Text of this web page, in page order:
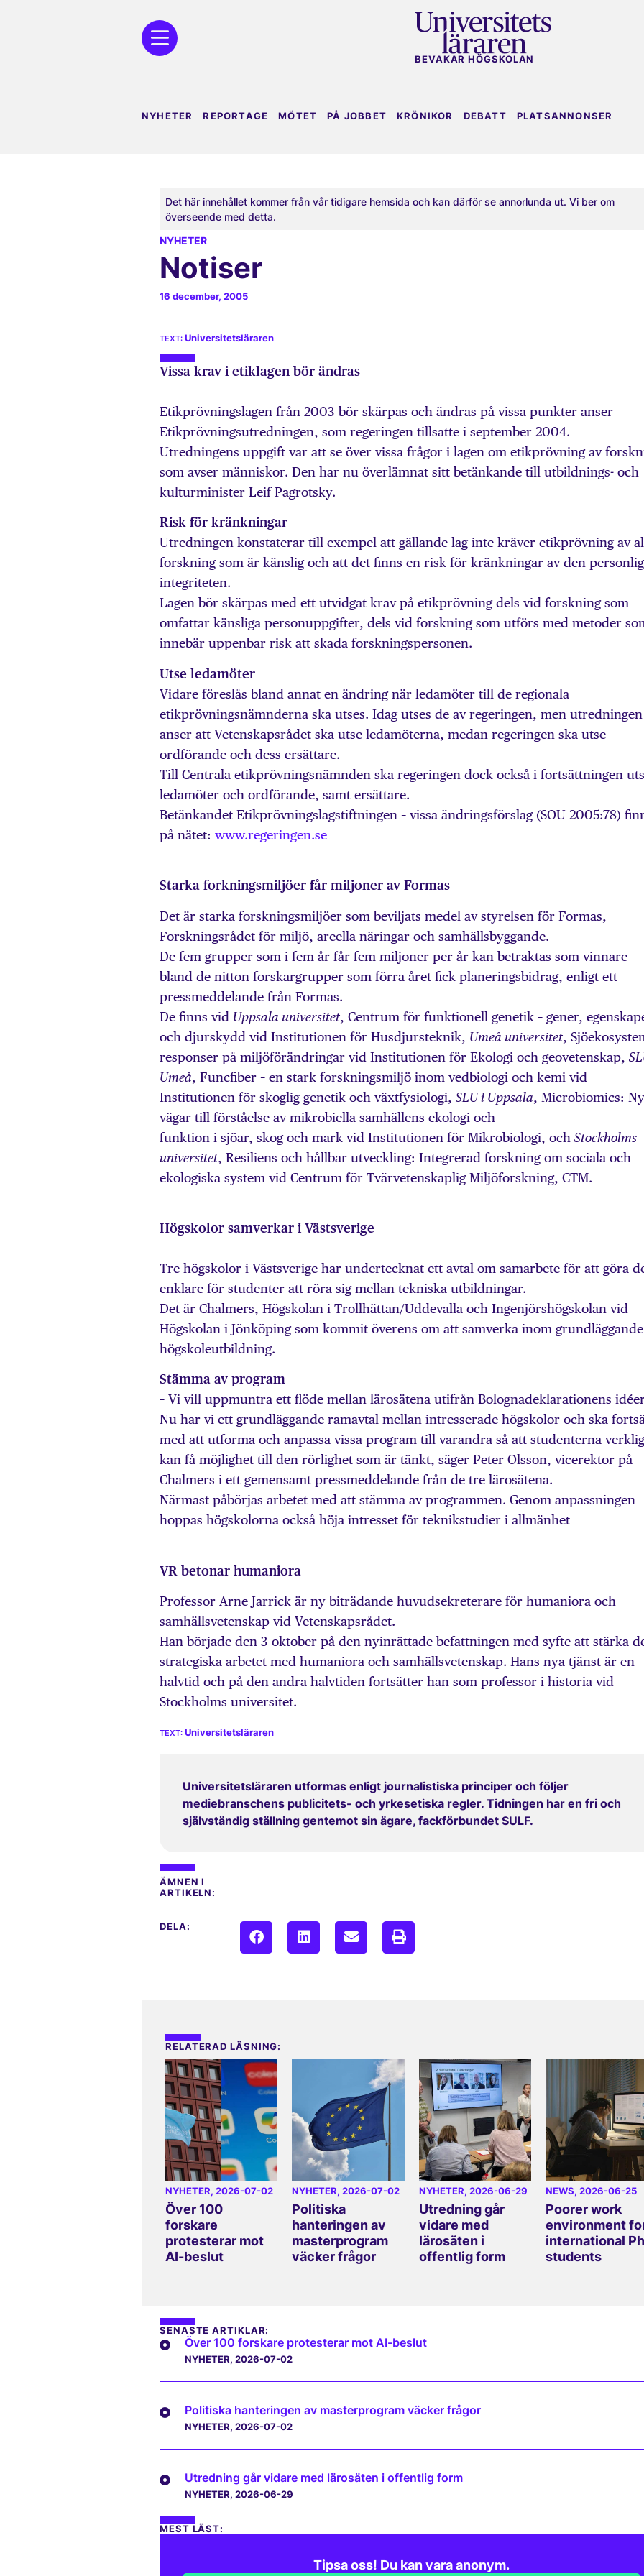
BEVAKAR HÖGSKOLAN
NYHETER REPORTAGE MÖTET PÅ JOBBET KRÖNIKOR DEBATT PLATSANNONSER
Det här innehållet kommer från vår tidigare hemsida och kan därför se annorlunda ut. Vi ber om
överseende med detta.
NYHETER
Notiser
16 december, 2005
Universitetsläraren
Vissa krav i etiklagen bör ändras
Etikprövningslagen från 2003 bör skärpas och ändras på vissa punkter anser
Etikprövningsutredningen, som regeringen tillsatte i september 2004.
Utredningens uppgift var att se över vissa frågor i lagen om etikprövning av
som avser människor. Den har nu överlämnat sitt betänkande till utbildnings- och
kulturminister Leif Pagrotsky.
Risk för kränkningar
Utredningen konstaterar till exempel att gällande lag inte kräver etikprövning av
forskning som är känslig och att det finns en risk för kränkningar av den
integriteten.
Lagen bör skärpas med ett utvidgat krav på etikprövning dels vid forskning som
omfattar känsliga personuppgifter, dels vid forskning som utförs med metoder
innebär uppenbar risk att skada forskningspersonen.
Utse ledamöter
Vidare föreslås bland annat en ändring när ledamöter till de regionala
etikprövningsnämnderna ska utses. Idag utses de av regeringen, men utredningen
anser att Vetenskapsrådet ska utse ledamöterna, medan regeringen ska utse
ordförande och dess ersättare.
Till Centrala etikprövningsnämnden ska regeringen dock också i fortsättningen
ledamöter och ordförande, samt ersättare.
Betänkandet Etikprövningslagstiftningen – vissa ändringsförslag (SOU 2005:78)
på nätet: www.regeringen.se
Starka forkningsmiljöer får miljoner av Formas
Det är starka forskningsmiljöer som beviljats medel av styrelsen för Formas,
Forskningsrådet för miljö, areella näringar och samhällsbyggande.
De fem grupper som i fem år får fem miljoner per år kan betraktas som vinnare
bland de nitton forskargrupper som förra året fick planeringsbidrag, enligt ett
pressmeddelande från Formas.
De finns vid Uppsala universitet, Centrum för funktionell genetik – gener,
och djurskydd vid Institutionen för Husdjursteknik, Umeå universitet,
responser på miljöförändringar vid Institutionen för Ekologi och geovetenskap,
Umeå, Funcfiber – en stark forskningsmiljö inom vedbiologi och kemi vid
Institutionen för skoglig genetik och växtfysiologi, SLU i Uppsala, Microbiomics:
vägar till förståelse av mikrobiella samhällens ekologi och
funktion i sjöar, skog och mark vid Institutionen för Mikrobiologi, och Stockholms
universitet, Resiliens och hållbar utveckling: Integrerad forskning om sociala och
ekologiska system vid Centrum för Tvärvetenskaplig Miljöforskning, CTM.
Högskolor samverkar i Västsverige
Tre högskolor i Västsverige har undertecknat ett avtal om samarbete för att göra
enklare för studenter att röra sig mellan tekniska utbildningar.
Det är Chalmers, Högskolan i Trollhättan/Uddevalla och Ingenjörshögskolan vid
Högskolan i Jönköping som kommit överens om att samverka inom grundläggande
högskoleutbildning.
Stämma av program
– Vi vill uppmuntra ett flöde mellan lärosätena utifrån Bolognadeklarationens
Nu har vi ett grundläggande ramavtal mellan intresserade högskolor och ska
med att utforma och anpassa vissa program till varandra så att studenterna
kan få möjlighet till den rörlighet som är tänkt, säger Peter Olsson, vicerektor på
Chalmers i ett gemensamt pressmeddelande från de tre lärosätena.
Närmast påbörjas arbetet med att stämma av programmen. Genom anpassningen
hoppas högskolorna också höja intresset för teknikstudier i allmänhet
VR betonar humaniora
Professor Arne Jarrick är ny biträdande huvudsekreterare för humaniora och
samhällsvetenskap vid Vetenskapsrådet.
Han började den 3 oktober på den nyinrättade befattningen med syfte att stärka
strategiska arbetet med humaniora och samhällsvetenskap. Hans nya tjänst är en
halvtid och på den andra halvtiden fortsätter han som professor i historia vid
Stockholms universitet.
Universitetsläraren
Universitetsläraren utformas enligt journalistiska principer och följer
mediebranschens publicitets- och yrkesetiska regler. Tidningen har en fri och
självständig ställning gentemot sin ägare, fackförbundet SULF.
ÄMNEN I
ARTIKELN:
DELA:
RELATERAD LÄSNING:
NYHETER, 2026-07-02
Över 100
forskare
protesterar mot
AI-beslut
NYHETER, 2026-07-02
Politiska
hanteringen av
masterprogram
väcker frågor
NYHETER, 2026-06-29
Utredning går
vidare med
lärosäten i
offentlig form
NEWS, 2026-06-25
Poorer work
environment
international
students
SENASTE ARTIKLAR:
Över 100 forskare protesterar mot AI-beslut
NYHETER, 2026-07-02
Politiska hanteringen av masterprogram väcker frågor
NYHETER, 2026-07-02
Utredning går vidare med lärosäten i offentlig form
NYHETER, 2026-06-29
MEST LÄST:
Tipsa oss! Du kan vara anonym.